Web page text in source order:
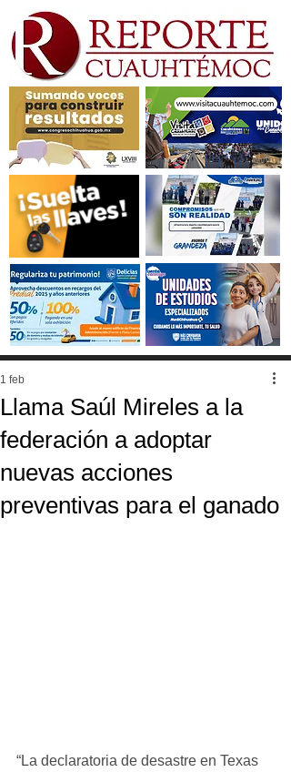
Llama Saúl Mireles a la
federación a adoptar
nuevas acciones
preventivas para el ganado
1 feb
“La declaratoria de desastre en Texas